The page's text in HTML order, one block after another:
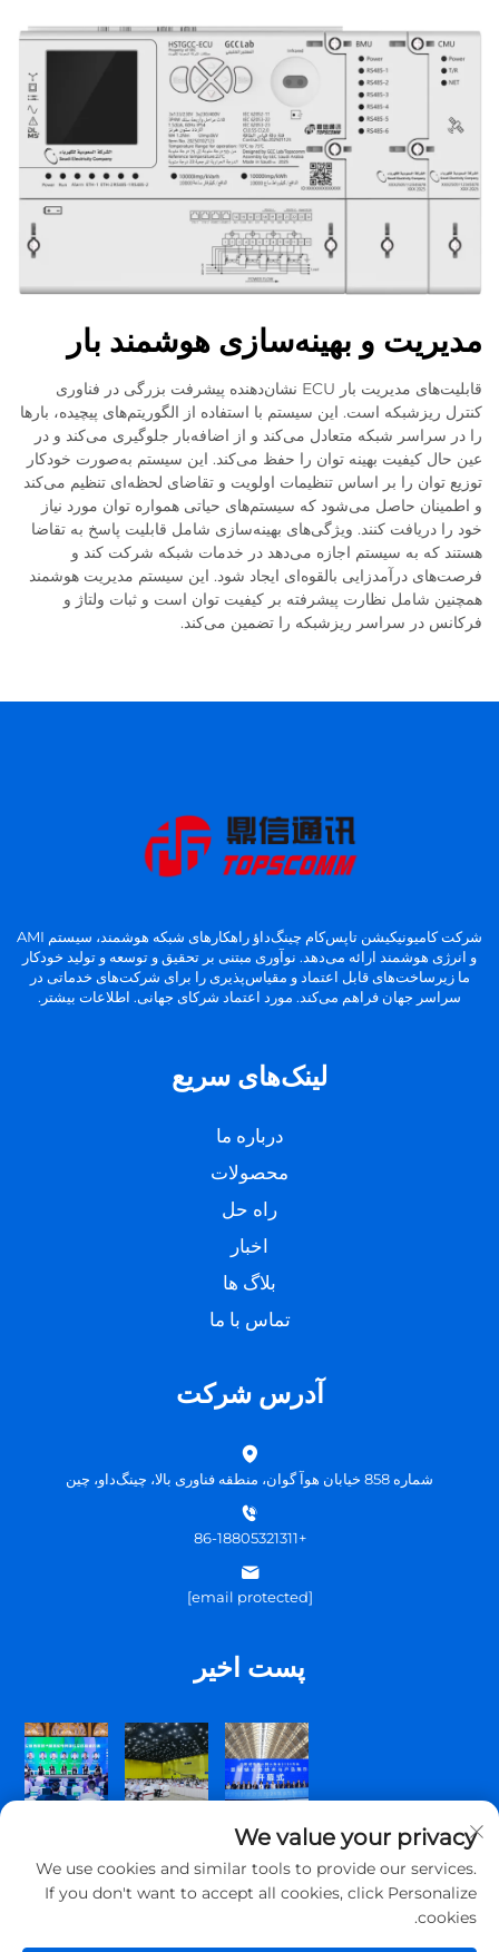
مدیریت و بهینه‌سازی هوشمند بار
قابلیت‌های مدیریت بار ECU نشان‌دهنده پیشرفت بزرگی در فناوری
کنترل ریزشبکه است. این سیستم با استفاده از الگوریتم‌های پیچیده، بارها
را در سراسر شبکه متعادل می‌کند و از اضافه‌بار جلوگیری می‌کند و در
عین حال کیفیت بهینه توان را حفظ می‌کند. این سیستم به‌صورت خودکار
توزیع توان را بر اساس تنظیمات اولویت و تقاضای لحظه‌ای تنظیم می‌کند
و اطمینان حاصل می‌شود که سیستم‌های حیاتی همواره توان مورد نیاز
خود را دریافت کنند. ویژگی‌های بهینه‌سازی شامل قابلیت پاسخ به تقاضا
هستند که به سیستم اجازه می‌دهد در خدمات شبکه شرکت کند و
فرصت‌های درآمدزایی بالقوه‌ای ایجاد شود. این سیستم مدیریت هوشمند
همچنین شامل نظارت پیشرفته بر کیفیت توان است و ثبات ولتاژ و
فرکانس در سراسر ریزشبکه را تضمین می‌کند.
شرکت کامیونیکیشن تاپس‌کام چینگ‌داؤ راهکارهای شبکه هوشمند، سیستم AMI
و انرژی هوشمند ارائه می‌دهد. نوآوری مبتنی بر تحقیق و توسعه و تولید خودکار
ما زیرساخت‌های قابل اعتماد و مقیاس‌پذیری را برای شرکت‌های خدماتی در
سراسر جهان فراهم می‌کند. مورد اعتماد شرکای جهانی. اطلاعات بیشتر.
لینک‌های سریع
درباره ما
محصولات
راه حل
اخبار
بلاگ ها
تماس با ما
آدرس شرکت
شماره 858 خیابان هوآ گوان، منطقه فناوری بالا، چینگ‌داو، چین
+86-18805321311
[email protected]
پست اخیر
We value your privacy
We use cookies and similar tools to provide our services.
If you don't want to accept all cookies, click Personalize
cookies.